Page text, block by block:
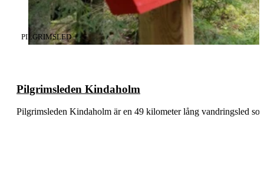
Pilgrimsleden Kindaholm
KATEGORI:
PILGRIMSLED
Pilgrimsleden Kindaholm är en 49 kilometer lång vandringsled